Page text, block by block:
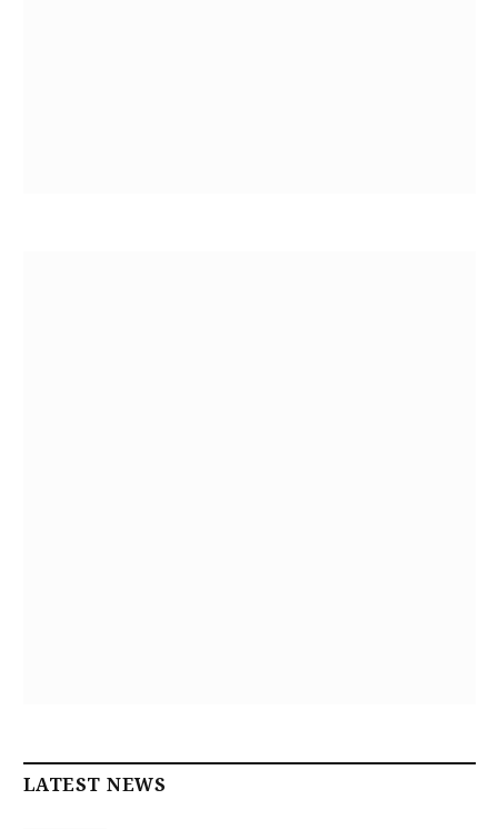
LATEST NEWS